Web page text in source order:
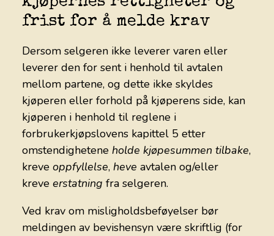
frist for å melde krav
Dersom selgeren ikke leverer varen eller
leverer den for sent i henhold til avtalen
mellom partene, og dette ikke skyldes
kjøperen eller forhold på kjøperens side, kan
kjøperen i henhold til reglene i
forbrukerkjøpslovens kapittel 5 etter
omstendighetene holde kjøpesummen tilbake,
kreve oppfyllelse, heve avtalen og/eller
kreve erstatning fra selgeren.
Ved krav om misligholdsbeføyelser bør
meldingen av bevishensyn være skriftlig (for